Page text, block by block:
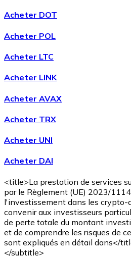
Acheter Shiba Inu
SHIB
AcheterUniswap avec virement
UNI
Acheter DOT
Acheter POL
Acheter LTC
Acheter LINK
Acheter AVAX
Acheter TRX
Acheter UNI
Acheter DAI
<title>La prestation de services
par le Règlement (UE) 2023/
l'investissement dans les crypto-
convenir aux investisseurs
de perte totale du montant
et de comprendre les risques de
sont expliqués en détail dans</
</subtitle>